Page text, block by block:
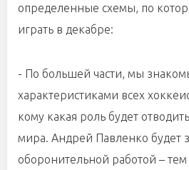
определенные схемы, по
играть в декабре:
- По большей части, мы
характеристиками всех
кому какая роль будет
мира. Андрей Павленко будет
оборонительной работой –